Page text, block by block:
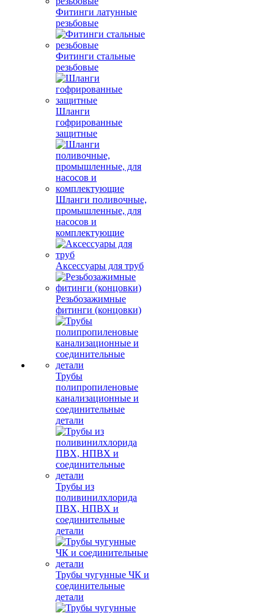
Фитинги латунные
резьбовые
Фитинги стальные
резьбовые
Шланги
гофрированные
защитные
Шланги поливочные,
промышленные, для
насосов и
комплектующие
Аксессуары для труб
Резьбозажимные
фитинги (концовки)
Трубы
полипропиленовые
канализационные и
соединительные
детали
Трубы из
поливинилхлорида
ПВХ, НПВХ и
соединительные
детали
Трубы чугунные ЧК и
соединительные
детали